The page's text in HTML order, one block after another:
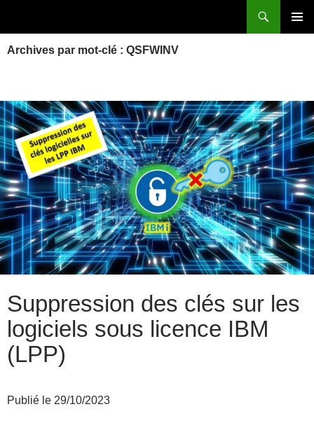
Archives par mot-clé : QSFWINV
Suppression des clés sur les
logiciels sous licence IBM
(LPP)
Publié le 29/10/2023